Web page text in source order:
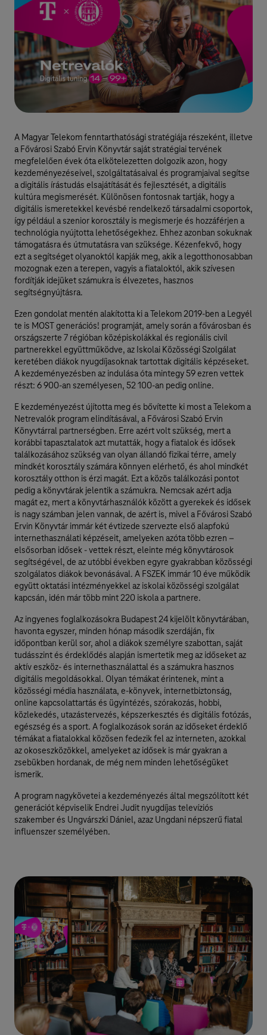
A Magyar Telekom fenntarthatósági stratégiája részeként, illetve
a Fővárosi Szabó Ervin Könyvtár saját stratégiai tervének
megfelelően évek óta elkötelezetten dolgozik azon, hogy
kezdeményezéseivel, szolgáltatásaival és programjaival segítse
a digitális írástudás elsajátítását és fejlesztését, a digitális
kultúra megismerését. Különösen fontosnak tartják, hogy a
digitális ismeretekkel kevésbé rendelkező társadalmi csoportok,
így például a szenior korosztály is megismerje és hozzáférjen a
technológia nyújtotta lehetőségekhez. Ehhez azonban sokuknak
támogatásra és útmutatásra van szüksége. Kézenfekvő, hogy
ezt a segítséget olyanoktól kapják meg, akik a legotthonosabban
mozognak ezen a terepen, vagyis a fiataloktól, akik szívesen
fordítják idejüket számukra is élvezetes, hasznos
segítségnyújtásra.
Ezen gondolat mentén alakította ki a Telekom 2019-ben a Legyél
te is MOST generációs! programját, amely során a fővárosban és
országszerte 7 régióban középiskolákkal és regionális civil
partnerekkel együttműködve, az Iskolai Közösségi Szolgálat
keretében diákok nyugdíjasoknak tartottak digitális képzéseket.
A kezdeményezésben az indulása óta mintegy 59 ezren vettek
részt: 6 900-an személyesen, 52 100-an pedig online.
E kezdeményezést újította meg és bővítette ki most a Telekom a
Netrevalók program elindításával, a Fővárosi Szabó Ervin
Könyvtárral partnerségben. Erre azért volt szükség, mert a
korábbi tapasztalatok azt mutatták, hogy a fiatalok és idősek
találkozásához szükség van olyan állandó fizikai térre, amely
mindkét korosztály számára könnyen elérhető, és ahol mindkét
korosztály otthon is érzi magát. Ezt a közös találkozási pontot
pedig a könyvtárak jelentik a számukra. Nemcsak azért adja
magát ez, mert a könyvtárhasználók között a gyerekek és idősek
is nagy számban jelen vannak, de azért is, mivel a Fővárosi Szabó
Ervin Könyvtár immár két évtizede szervezte első alapfokú
internethasználati képzéseit, amelyeken azóta több ezren –
elsősorban idősek - vettek részt, eleinte még könyvtárosok
segítségével, de az utóbbi években egyre gyakrabban közösségi
szolgálatos diákok bevonásával. A FSZEK immár 10 éve működik
együtt oktatási intézményekkel az iskolai közösségi szolgálat
kapcsán, idén már több mint 220 iskola a partnere.
Az ingyenes foglalkozásokra Budapest 24 kijelölt könyvtárában,
havonta egyszer, minden hónap második szerdáján, fix
időpontban kerül sor, ahol a diákok személyre szabottan, saját
tudásszint és érdeklődés alapján ismertetik meg az időseket az
aktív eszköz- és internethasználattal és a számukra hasznos
digitális megoldásokkal. Olyan témákat érintenek, mint a
közösségi média használata, e-könyvek, internetbiztonság,
online kapcsolattartás és ügyintézés, szórakozás, hobbi,
közlekedés, utazástervezés, képszerkesztés és digitális fotózás,
egészség és a sport. A foglalkozások során az időseket érdeklő
témákat a fiatalokkal közösen fedezik fel az interneten, azokkal
az okoseszközökkel, amelyeket az idősek is már gyakran a
zsebükben hordanak, de még nem minden lehetőségüket
ismerik.
A program nagykövetei a kezdeményezés által megszólított két
generációt képviselik Endrei Judit nyugdíjas televíziós
szakember és Ungvárszki Dániel, azaz Ungdani népszerű fiatal
influenszer személyében.